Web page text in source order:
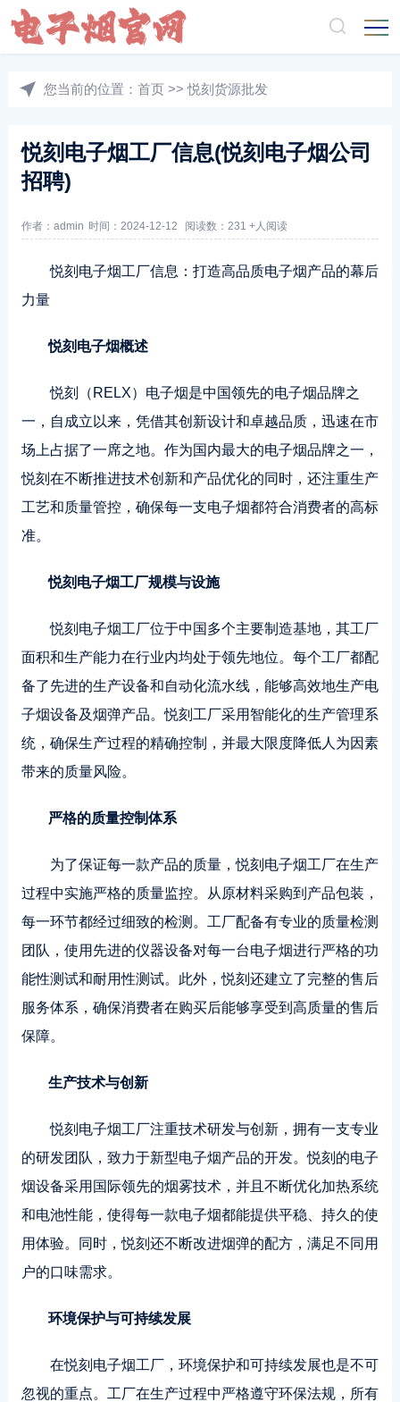
您当前的位置： 首页 >> 悦刻货源批发
悦刻电子烟工厂信息(悦刻电子烟公司
招聘)
作者：admin 时间：2024-12-12 阅读数：231 +人阅读
悦刻电子烟工厂信息：打造高品质电子烟产品的幕后
力量
悦刻电子烟概述
悦刻（RELX）电子烟是中国领先的电子烟品牌之
一，自成立以来，凭借其创新设计和卓越品质，迅速在市
场上占据了一席之地。作为国内最大的电子烟品牌之一，
悦刻在不断推进技术创新和产品优化的同时，还注重生产
工艺和质量管控，确保每一支电子烟都符合消费者的高标
准。
悦刻电子烟工厂规模与设施
悦刻电子烟工厂位于中国多个主要制造基地，其工厂
面积和生产能力在行业内均处于领先地位。每个工厂都配
备了先进的生产设备和自动化流水线，能够高效地生产电
子烟设备及烟弹产品。悦刻工厂采用智能化的生产管理系
统，确保生产过程的精确控制，并最大限度降低人为因素
带来的质量风险。
严格的质量控制体系
为了保证每一款产品的质量，悦刻电子烟工厂在生产
过程中实施严格的质量监控。从原材料采购到产品包装，
每一环节都经过细致的检测。工厂配备有专业的质量检测
团队，使用先进的仪器设备对每一台电子烟进行严格的功
能性测试和耐用性测试。此外，悦刻还建立了完整的售后
服务体系，确保消费者在购买后能够享受到高质量的售后
保障。
生产技术与创新
悦刻电子烟工厂注重技术研发与创新，拥有一支专业
的研发团队，致力于新型电子烟产品的开发。悦刻的电子
烟设备采用国际领先的烟雾技术，并且不断优化加热系统
和电池性能，使得每一款电子烟都能提供平稳、持久的使
用体验。同时，悦刻还不断改进烟弹的配方，满足不同用
户的口味需求。
环境保护与可持续发展
在悦刻电子烟工厂，环境保护和可持续发展也是不可
忽视的重点。工厂在生产过程中严格遵守环保法规，所有